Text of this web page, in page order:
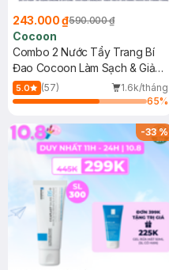
243.000 ₫590.000 ₫
Cocoon
Combo 2 Nước Tẩy Trang Bí
Đao Cocoon Làm Sạch & Giảm
Dầu 500ml
5.0 (57)
1.6k/tháng
65%
-33%